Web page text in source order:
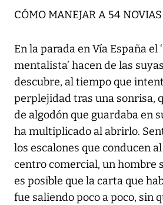
CÓMO MANEJAR A 54 NOVIAS
En la parada en Vía España el
mentalista’ hacen de las
descubre, al tiempo que
perplejidad tras una sonrisa,
de algodón que guardaba en
ha multiplicado al abrirlo.
los escalones que conducen
centro comercial, un hombre
es posible que la carta que
fue saliendo poco a poco, sin